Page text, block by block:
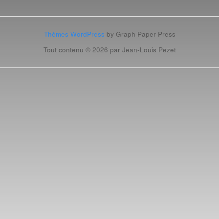
Thèmes WordPress by Graph Paper Press
Tout contenu © 2026 par Jean-Louis Pezet